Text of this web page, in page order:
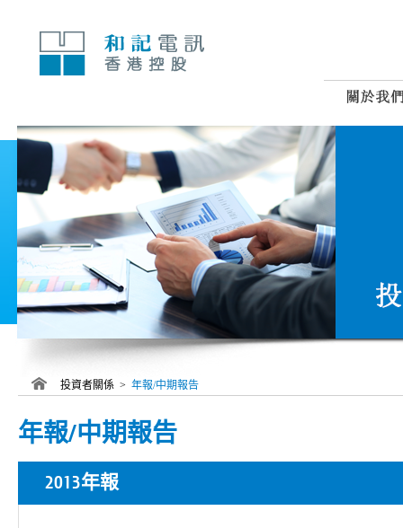
投資者關係 > 年報/中期報告
年報/中期報告
2013年報